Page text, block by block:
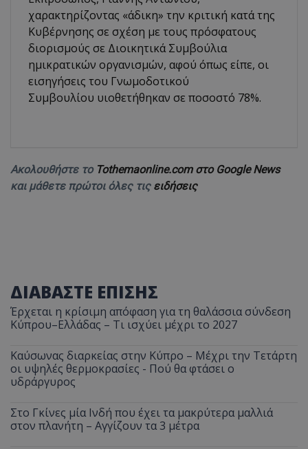
χαρακτηρίζοντας «άδικη» την κριτική κατά της
Κυβέρνησης σε σχέση με τους πρόσφατους
διορισμούς σε Διοικητικά Συμβούλια
ημικρατικών οργανισμών, αφού όπως είπε, οι
εισηγήσεις του Γνωμοδοτικού
Συμβουλίου υιοθετήθηκαν σε ποσοστό 78%.
Ακολουθήστε το Tothemaonline.com στο Google News
και μάθετε πρώτοι όλες τις ειδήσεις
ΔΙΑΒΑΣΤΕ ΕΠΙΣΗΣ
Έρχεται η κρίσιμη απόφαση για τη θαλάσσια σύνδεση
Κύπρου–Ελλάδας – Τι ισχύει μέχρι το 2027
Καύσωνας διαρκείας στην Κύπρο – Μέχρι την Τετάρτη
οι υψηλές θερμοκρασίες - Πού θα φτάσει ο
υδράργυρος
Στο Γκίνες μία Ινδή που έχει τα μακρύτερα μαλλιά
στον πλανήτη – Αγγίζουν τα 3 μέτρα